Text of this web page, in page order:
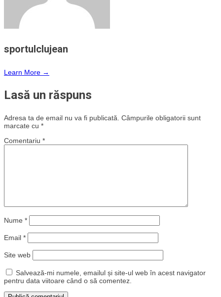
sportulclujean
Learn More →
Lasă un răspuns
Adresa ta de email nu va fi publicată. Câmpurile obligatorii sunt
marcate cu *
Comentariu *
Nume *
Email *
Site web
Salvează-mi numele, emailul și site-ul web în acest navigator
pentru data viitoare când o să comentez.